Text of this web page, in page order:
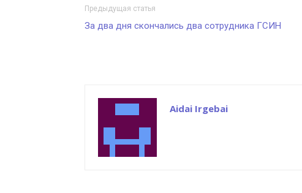
Предыдущая статья
За два дня скончались два сотрудника ГСИН
Aidai Irgebai